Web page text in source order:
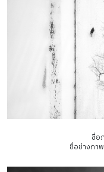
ชื่อ
ชื่อช่างภา